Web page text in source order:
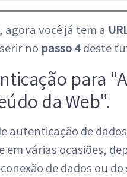
agora você já tem a
no passo 4deste
para
da Web".
autenticação de
em várias ocasiões,
de dados ou